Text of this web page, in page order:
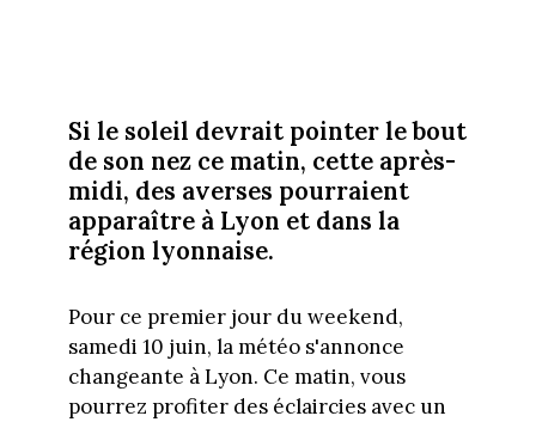
Si le soleil devrait pointer le bout
de son nez ce matin, cette après-
midi, des averses pourraient
apparaître à Lyon et dans la
région lyonnaise.
Pour ce premier jour du weekend,
samedi 10 juin, la météo s'annonce
changeante à Lyon. Ce matin, vous
pourrez profiter des éclaircies avec un